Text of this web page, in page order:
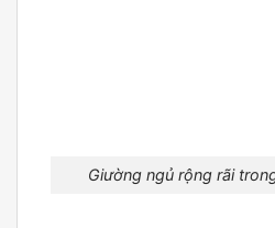
Giường ngủ rộng rãi